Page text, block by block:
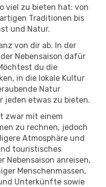
viel zu bieten hat: von
Traditionen bis
und Natur.
von dir ab. In der
Nebensaison dafür
du die
in die lokale Kultur
Natur
jeden etwas zu bieten.
zwar mit einem
zu rechnen, jedoch
Atmosphäre und
touristisches
Nebensaison anreisen,
Menschenmassen,
Unterkünfte sowie